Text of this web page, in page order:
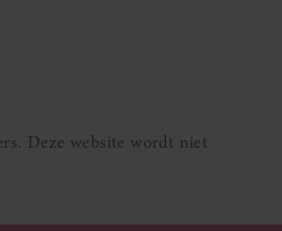
Deze website wordt niet